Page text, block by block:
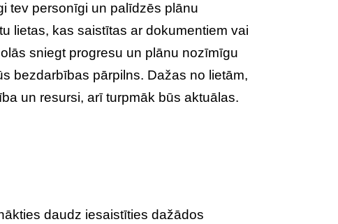
tev personīgi un palīdzēs plānu
lietas, kas saistītas ar dokumentiem vai
sniegt progresu un plānu nozīmīgu
bezdarbības pārpilns. Dažas no lietām,
un resursi, arī turpmāk būs aktuālas.
daudz iesaistīties dažādos